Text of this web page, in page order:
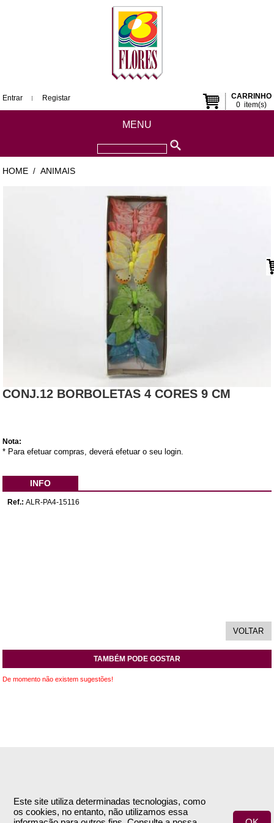
Este site utiliza determinadas tecnologias, como
os cookies, no entanto, não utilizamos essa
CARRINHO
0item(s)
Entrar Registar
MENU
HOME / ANIMAIS
CONJ.12 BORBOLETAS 4 CORES 9 CM
Nota:
* Para efetuar compras, deverá efetuar o seu login.
INFO
Ref.: ALR-PA4-15116
TAMBÉM PODE GOSTAR
De momento não existem sugestões!
Empresa
Termos e Condições
Encomendas & Pagamentos
Envio